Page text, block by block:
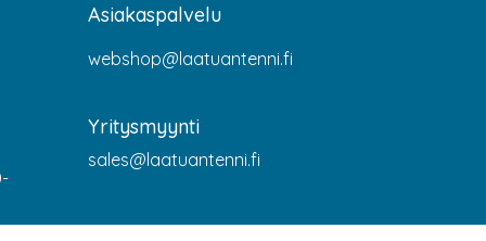
Asiakaspalvelu
webshop@laatuantenni.fi
Yritysmyynti
sales@laatuantenni.fi